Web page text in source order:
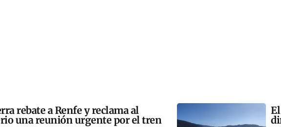
rebate a Renfe y reclama al
una reunión urgente por el tren